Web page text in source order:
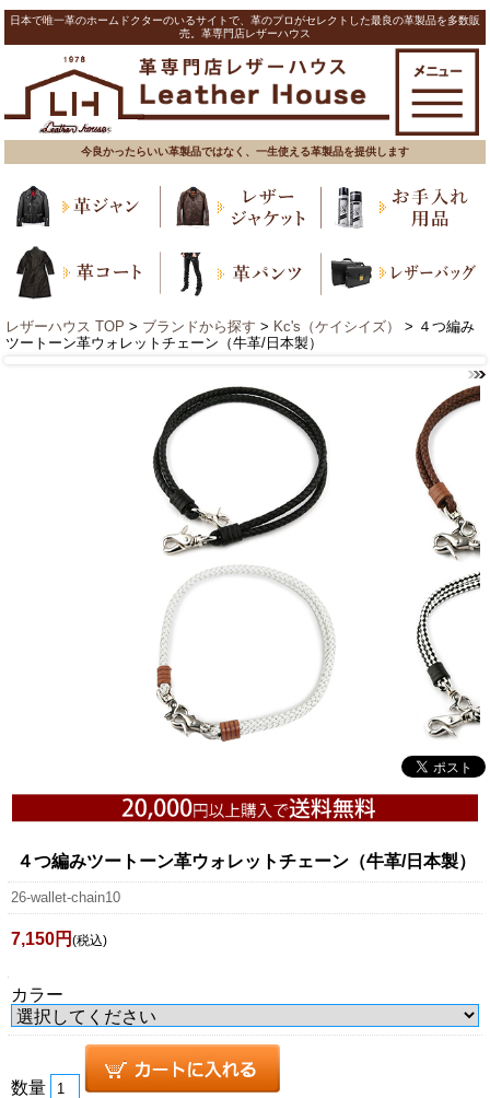
日本で唯一革のホームドクターのいるサイトで、革のプロがセレクトした最良の革製品を多数販
売。革専門店レザーハウス
今良かったらいい革製品ではなく、一生使える革製品を提供します
レザーハウス TOP > ブランドから探す > Kc's（ケイシイズ）
> ４つ編み
ツートーン革ウォレットチェーン（牛革/日本製）
４つ編みツートーン革ウォレットチェーン（牛革/日本製）
26-wallet-chain10
7,150円 (税込)
カラー
数量